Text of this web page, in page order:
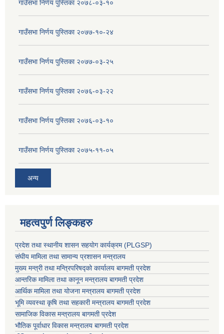
गाउँसभा निर्णय पुस्तिका २०७८-०३-१०
गाउँसभा निर्णय पुस्तिका २०७७-१०-२४
गाउँसभा निर्णय पुस्तिका २०७७-०३-२५
गाउँसभा निर्णय पुस्तिका २०७६-०३-२२
गाउँसभा निर्णय पुस्तिका २०७६-०३-१०
गाउँसभा निर्णय पुस्तिका २०७५-११-०५
अन्य
महत्वपुर्ण लिङ्कहरु
प्रदेश तथा स्थानीय शासन सहयाेग कार्यक्रम (PLGSP)
संघीय मामिला तथा सामान्य प्रशासन मन्त्रालय
मुख्य मन्त्री तथा मन्त्रिपरिषद्को कार्यालय बागमती प्रदेश
आन्तरिक मामिला तथा कानून मन्त्रालय बागमती प्रदेश
आर्थिक मामिला तथा योजना मन्त्रालय बागमती प्रदेश
भूमि व्यवस्था कृषि तथा सहकारी मन्त्रालय बागमती प्रदेश
सामाजिक विकास मन्त्रालय बागमती प्रदेश
भौतिक पूर्वाधार विकास मन्त्रालय बागमती प्रदेश